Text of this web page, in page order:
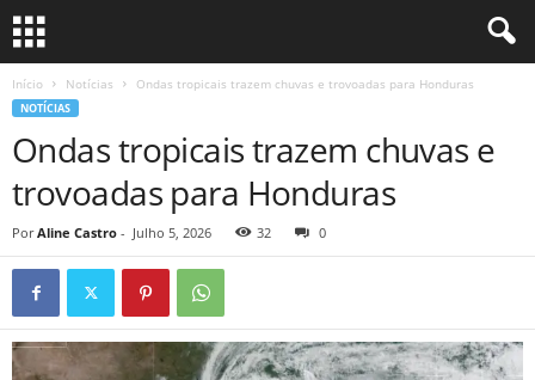
Início Notícias Ondas tropicais trazem chuvas e trovoadas para Honduras
NOTÍCIAS
Ondas tropicais trazem chuvas e
trovoadas para Honduras
Por Aline Castro - Julho 5, 2026 32 0